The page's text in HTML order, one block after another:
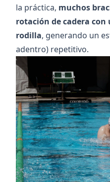
la práctica, muchos
rotación de cadera
rodilla, generando un
adentro) repetitivo.